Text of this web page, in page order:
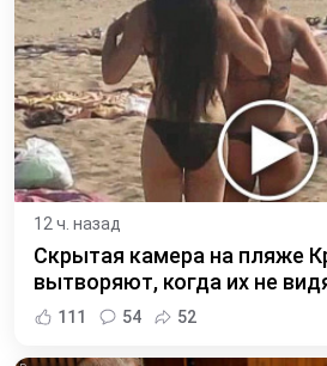
12 ч. назад
Скрытая камера на пляже
вытворяют, когда их не
111 54 52